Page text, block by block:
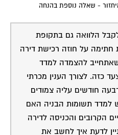
הלוואה גם בתקופת
על חוזה רכישת דירה
להצמדה למדד
כזה. לצורך הענין מכרתי
חודשים עליה צמודים
למדד תשומות הבניה האם
הקרובים והכניסה לדירה
לדעת איך לחשב את